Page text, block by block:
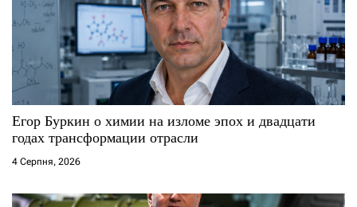
а
п
и
с
і
в
Егор Буркин о химии на изломе эпох и двадцати
годах трансформации отрасли
4 Серпня, 2026